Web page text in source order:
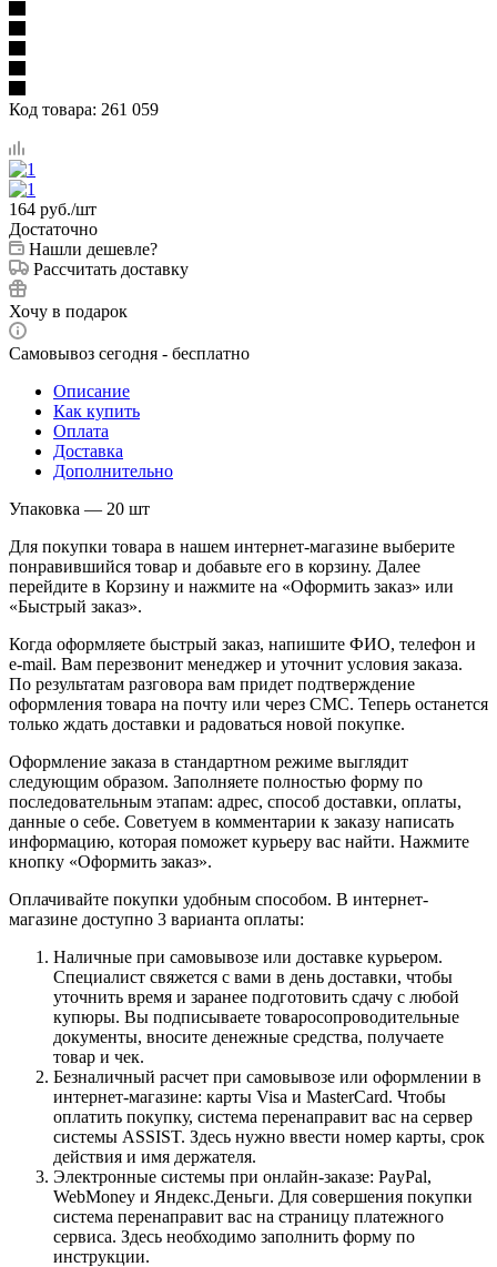
Код товара: 261 059
164 руб./шт
Достаточно
Нашли дешевле?
Рассчитать доставку
Хочу в подарок
Самовывоз сегодня - бесплатно
Описание
Как купить
Оплата
Доставка
Дополнительно
Упаковка — 20 шт
Для покупки товара в нашем интернет-магазине выберите
понравившийся товар и добавьте его в корзину. Далее
перейдите в Корзину и нажмите на «Оформить заказ» или
«Быстрый заказ».
Когда оформляете быстрый заказ, напишите ФИО, телефон и
e-mail. Вам перезвонит менеджер и уточнит условия заказа.
По результатам разговора вам придет подтверждение
оформления товара на почту или через СМС. Теперь останется
только ждать доставки и радоваться новой покупке.
Оформление заказа в стандартном режиме выглядит
следующим образом. Заполняете полностью форму по
последовательным этапам: адрес, способ доставки, оплаты,
данные о себе. Советуем в комментарии к заказу написать
информацию, которая поможет курьеру вас найти. Нажмите
кнопку «Оформить заказ».
Оплачивайте покупки удобным способом. В интернет-
магазине доступно 3 варианта оплаты:
Наличные при самовывозе или доставке курьером.
Специалист свяжется с вами в день доставки, чтобы
уточнить время и заранее подготовить сдачу с любой
купюры. Вы подписываете товаросопроводительные
документы, вносите денежные средства, получаете
товар и чек.
Безналичный расчет при самовывозе или оформлении в
интернет-магазине: карты Visa и MasterCard. Чтобы
оплатить покупку, система перенаправит вас на сервер
системы ASSIST. Здесь нужно ввести номер карты, срок
действия и имя держателя.
Электронные системы при онлайн-заказе: PayPal,
WebMoney и Яндекс.Деньги. Для совершения покупки
система перенаправит вас на страницу платежного
сервиса. Здесь необходимо заполнить форму по
инструкции.